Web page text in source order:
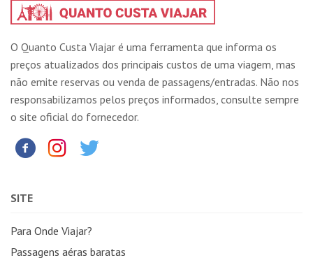
O Quanto Custa Viajar é uma ferramenta que informa os
preços atualizados dos principais custos de uma viagem, mas
não emite reservas ou venda de passagens/entradas. Não nos
responsabilizamos pelos preços informados, consulte sempre
o site oficial do fornecedor.
SITE
Para Onde Viajar?
Passagens aéras baratas